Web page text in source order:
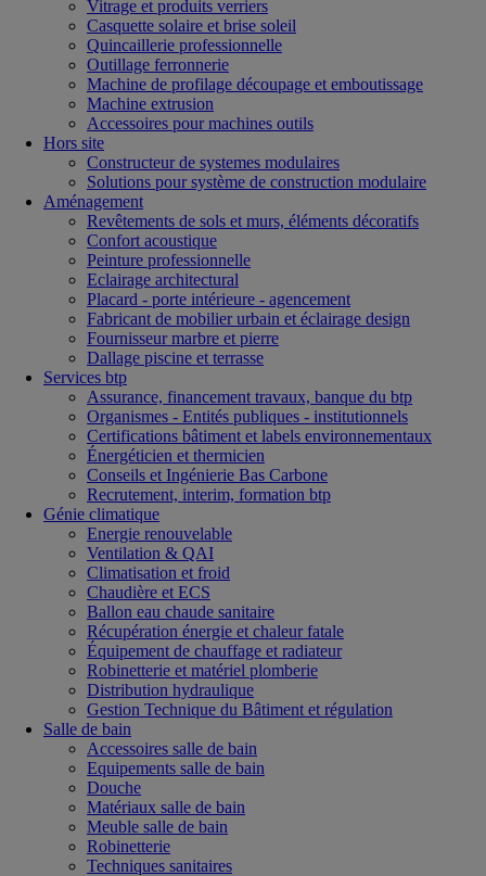
Vitrage et produits verriers
Casquette solaire et brise soleil
Quincaillerie professionnelle
Outillage ferronnerie
Machine de profilage découpage et emboutissage
Machine extrusion
Accessoires pour machines outils
Hors site
Constructeur de systemes modulaires
Solutions pour système de construction modulaire
Aménagement
Revêtements de sols et murs, éléments décoratifs
Confort acoustique
Peinture professionnelle
Eclairage architectural
Placard - porte intérieure - agencement
Fabricant de mobilier urbain et éclairage design
Fournisseur marbre et pierre
Dallage piscine et terrasse
Services btp
Assurance, financement travaux, banque du btp
Organismes - Entités publiques - institutionnels
Certifications bâtiment et labels environnementaux
Énergéticien et thermicien
Conseils et Ingénierie Bas Carbone
Recrutement, interim, formation btp
Génie climatique
Energie renouvelable
Ventilation & QAI
Climatisation et froid
Chaudière et ECS
Ballon eau chaude sanitaire
Récupération énergie et chaleur fatale
Équipement de chauffage et radiateur
Robinetterie et matériel plomberie
Distribution hydraulique
Gestion Technique du Bâtiment et régulation
Salle de bain
Accessoires salle de bain
Equipements salle de bain
Douche
Matériaux salle de bain
Meuble salle de bain
Robinetterie
Techniques sanitaires